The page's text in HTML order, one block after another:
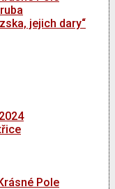
jejich dary“
Pole